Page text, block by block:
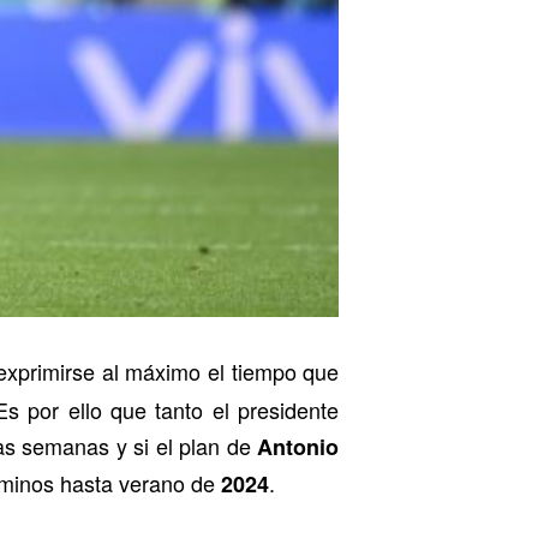
al máximo el tiempo que
por ello que tanto el presidente
semanas y si el plan deAntonio
hasta verano de2024.